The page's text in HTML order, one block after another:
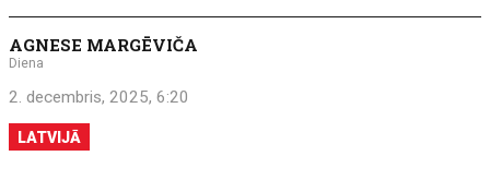
AGNESE MARGĒVIČA
Diena
2. decembris, 2025, 6:20
LATVIJĀ